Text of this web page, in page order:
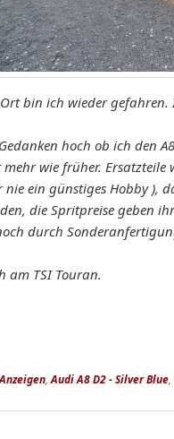
bin ich wieder
hoch ob ich den
wie früher.
nie ein günstiges Hobby ),
die Spritpreise geben
durch
am TSI Touran.
,Audi A8 D2 - Silver Blue,